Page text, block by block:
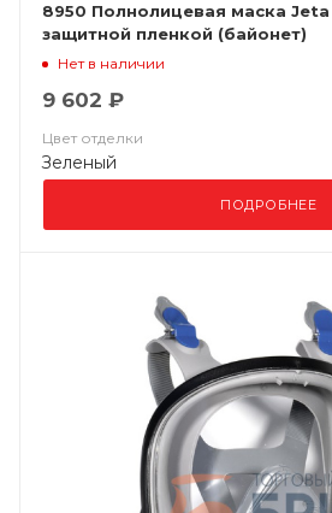
8950 Полнолицевая маска
защитной пленкой (байонет)
Нет в наличии
9 602 ₽
Цвет отделки
Зеленый
ПОДРОБНЕЕ